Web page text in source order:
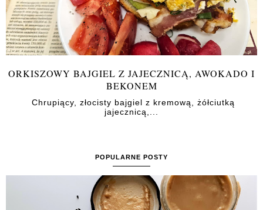
ORKISZOWY BAJGIEL Z JAJECZNICĄ, AWOKADO I
BEKONEM
Chrupiący, złocisty bajgiel z kremową, żółciutką
jajecznicą,...
POPULARNE POSTY